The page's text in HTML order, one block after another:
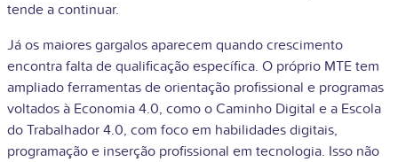
tende a continuar.
Já os maiores gargalos aparecem quando crescimento
encontra falta de qualificação específica. O próprio MTE tem
ampliado ferramentas de orientação profissional e programas
voltados à Economia 4.0, como o Caminho Digital e a Escola
do Trabalhador 4.0, com foco em habilidades digitais,
programação e inserção profissional em tecnologia. Isso não